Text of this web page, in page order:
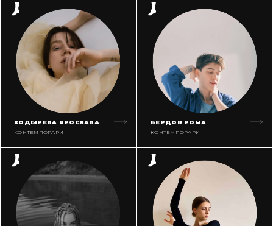
ХОДЫРЕВА ЯРОСЛАВА
КОНТЕМПОРАРИ
БЕРДОВ РОМА
КОНТЕМПОРАРИ